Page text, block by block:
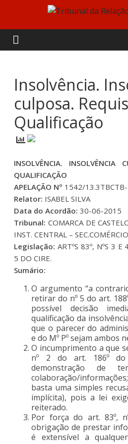
content
Tribunal
da
Relação
de
Coimbra
Insolvência.
culposa.
Qualificação
INSOLVÊNCIA. INSOLVÊNCIA
QUALIFICAÇÃO
APELAÇÃO Nº 1542/13.3TBCTB-
Relator: ISABEL SILVA
Data do Acordão: 30-06-2015
Tribunal:COMARCA DE
INST. CENTRAL –
Legislação: ARTºS 83º, NºS 3 E
5 DO CIRE.
Sumário:
O argumento “a
retirar do nº 5 do art.
possível decisão
qualificação da
que o parecer do
e do Mº Pº sejam ambos
O incumprimento a que
nº 2 do art. 186º do
demonstração de
colaboração/
basta uma simples
implícita), pois a lei
reiterado.
Por força do art. 83º,
obrigação de prestar
é extensível a